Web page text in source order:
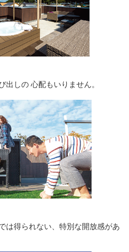
出しの 心配もいりません。
は得られない、特別な開放感があ